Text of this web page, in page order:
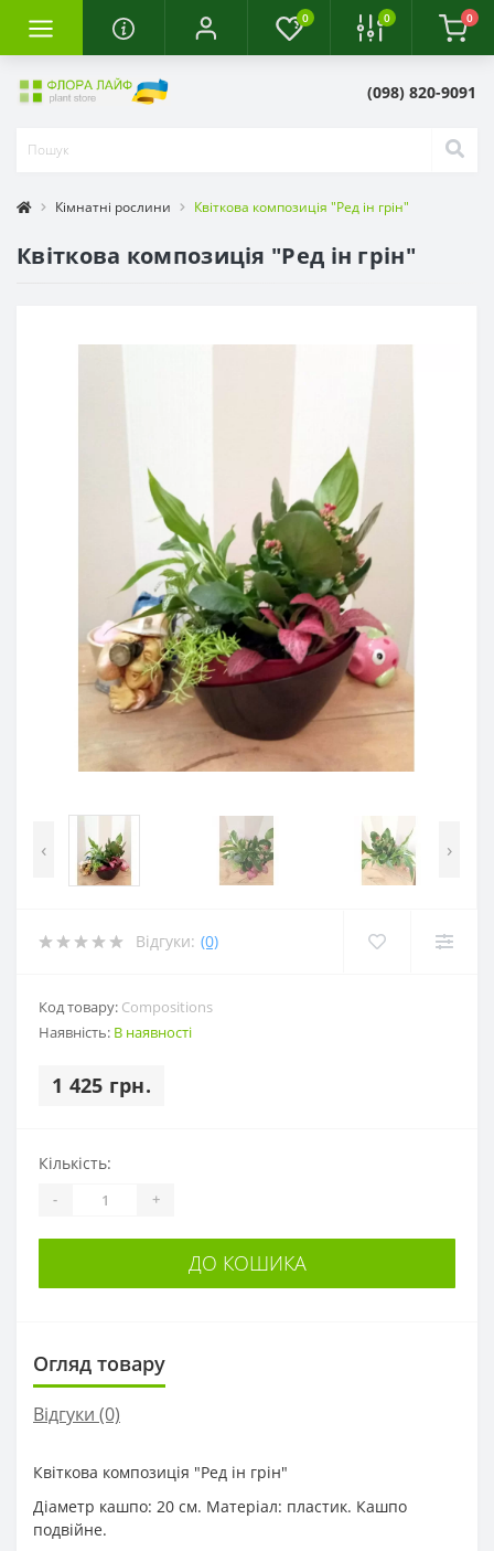
0 0 0
(098) 820-9091
Кімнатні рослини Квіткова композиція "Ред ін грін"
Квіткова композиція "Ред ін грін"
‹ ›
Відгуки: (0)
Код товару: Compositions
Наявність: В наявності
1 425 грн.
Кількість:
- +
ДО КОШИКА
Огляд товару
Відгуки (0)
Квіткова композиція "Ред ін грін"
Діаметр кашпо: 20 см. Матеріал: пластик. Кашпо
подвійне.